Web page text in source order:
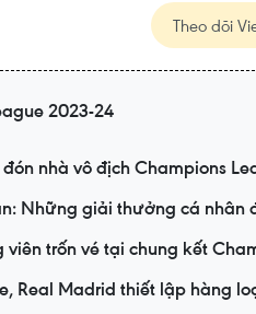
Theo dõi
2023-24
nhà vô địch Champions
Những giải thưởng cá nhân
trốn vé tại chung kết
Real Madrid thiết lập hàng